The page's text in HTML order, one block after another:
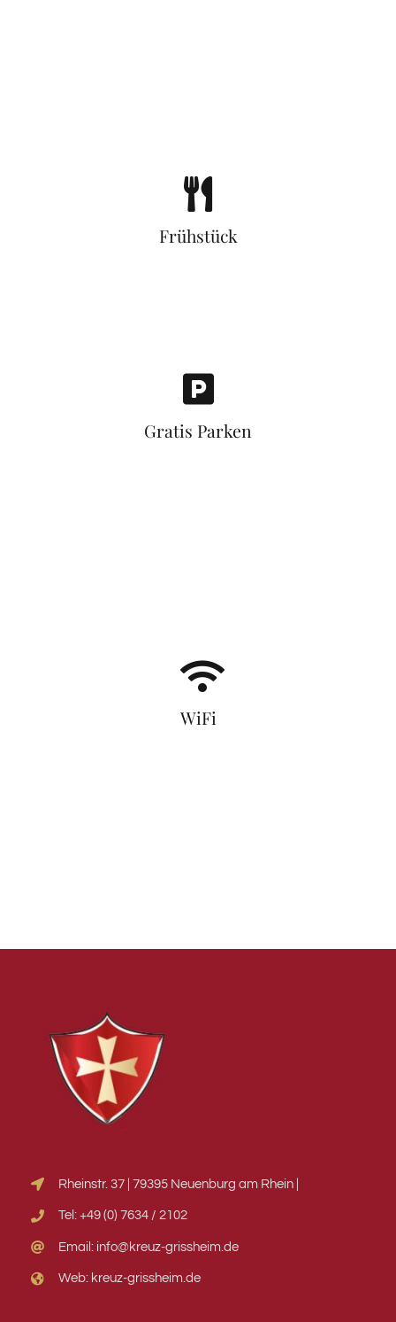
Frühstück
Gratis Parken
WiFi
Rheinstr. 37 | 79395 Neuenburg am Rhein |
Tel: +49 (0) 7634 / 2102
Email: info@kreuz-grissheim.de
Web: kreuz-grissheim.de